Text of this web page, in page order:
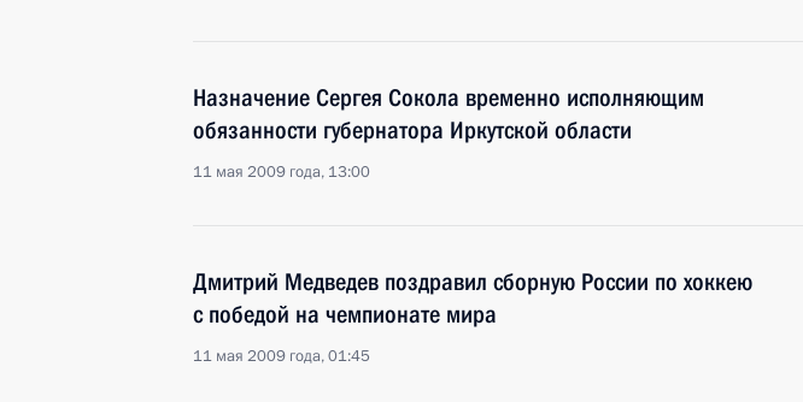
Назначение Сергея Сокола временно исполняющим
обязанности губернатора Иркутской области
11 мая 2009 года, 13:00
Дмитрий Медведев поздравил сборную России по хоккею
с победой на чемпионате мира
11 мая 2009 года, 01:45